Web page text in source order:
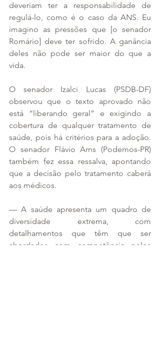
deveriam ter a responsabilidade de
regulá-lo, como é o caso da ANS. Eu
imagino as pressões que [o senador
Romário] deve ter sofrido. A ganância
deles não pode ser maior do que a
vida.
O senador Izalci Lucas (PSDB-DF)
observou que o texto aprovado não
está “liberando geral” e exigindo a
cobertura de qualquer tratamento de
saúde, pois há critérios para a adoção.
O senador Flávio Arns (Podemos-PR)
também fez essa ressalva, apontando
que a decisão pelo tratamento caberá
aos médicos.
— A saúde apresenta um quadro de
diversidade extrema, com
detalhamentos que têm que ser
abordados com competência pelos